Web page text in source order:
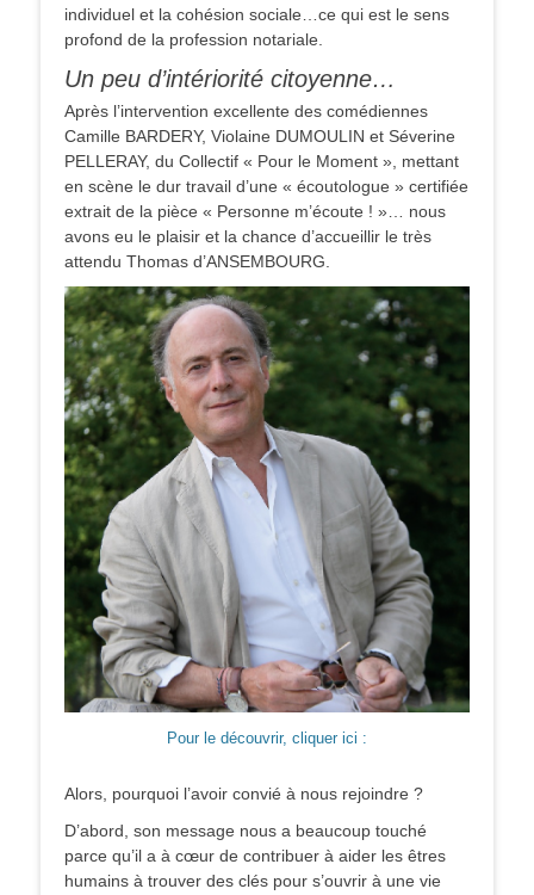
individuel et la cohésion sociale…ce qui est le sens
profond de la profession notariale.
Un peu d’intériorité citoyenne…
Après l’intervention excellente des comédiennes
Camille BARDERY, Violaine DUMOULIN et Séverine
PELLERAY, du Collectif « Pour le Moment », mettant
en scène le dur travail d’une « écoutologue » certifiée
extrait de la pièce « Personne m’écoute ! »… nous
avons eu le plaisir et la chance d’accueillir le très
attendu Thomas d’ANSEMBOURG.
Pour le découvrir, cliquer ici :
Alors, pourquoi l’avoir convié à nous rejoindre ?
D’abord, son message nous a beaucoup touché
parce qu’il a à cœur de contribuer à aider les êtres
humains à trouver des clés pour s’ouvrir à une vie